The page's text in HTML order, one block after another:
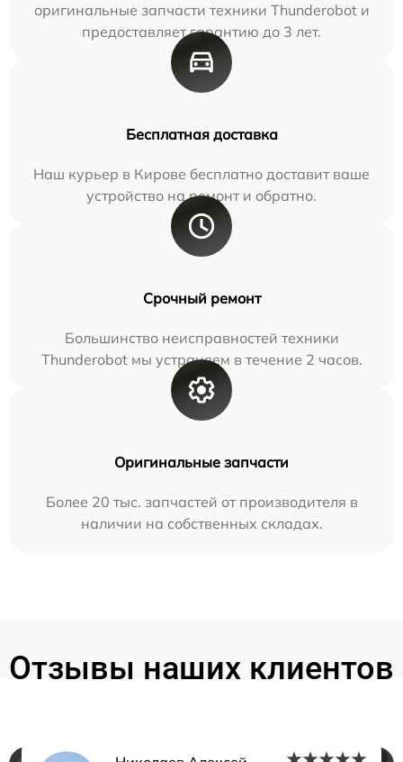
оригинальные запчасти техники Thunderobot и
предоставляет гарантию до 3 лет.
Бесплатная доставка
Наш курьер в Кирове бесплатно доставит ваше
устройство на ремонт и обратно.
Срочный ремонт
Большинство неисправностей техники
Thunderobot мы устраняем в течение 2 часов.
Оригинальные запчасти
Более 20 тыс. запчастей от производителя в
наличии на собственных складах.
Отзывы наших клиентов